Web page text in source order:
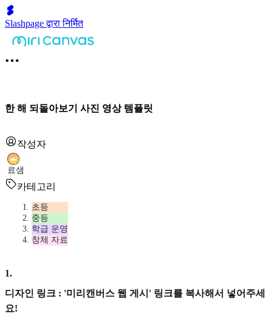
Slashpage द्वारा निर्मित
한 해 되돌아보기 사진 영상 템플릿
작성자
료샘
카테고리
초등
중등
학급 운영
창체 자료
1.
디자인 링크 : '미리캔버스 웹 게시' 링크를 복사해서 넣어주세
요!